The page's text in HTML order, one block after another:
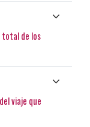
total de los
viaje que